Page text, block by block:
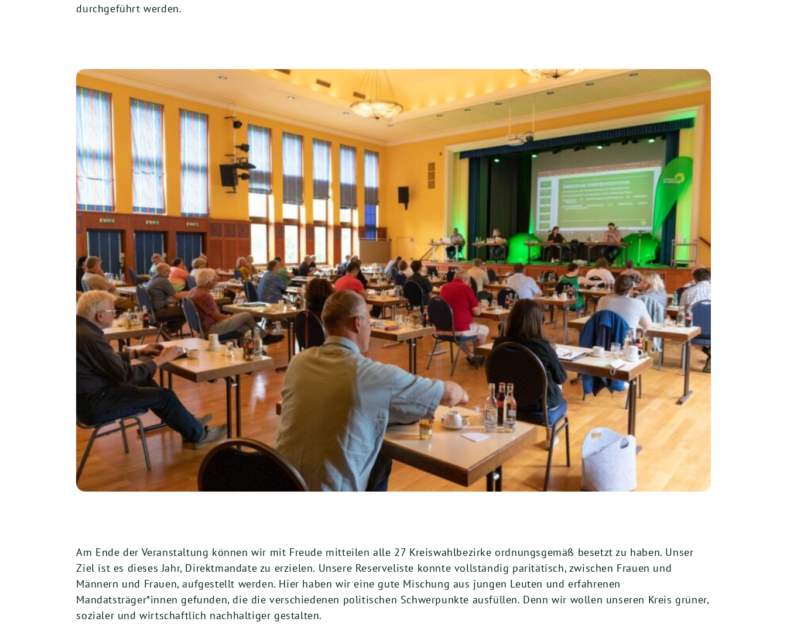
durchgeführt werden.
Am Ende der Veranstaltung können wir mit Freude mitteilen alle 27 Kreiswahlbezirke ordnungsgemäß besetzt zu haben. Unser
Ziel ist es dieses Jahr, Direktmandate zu erzielen. Unsere Reserveliste konnte vollständig paritätisch, zwischen Frauen und
Männern und Frauen, aufgestellt werden. Hier haben wir eine gute Mischung aus jungen Leuten und erfahrenen
Mandatsträger*innen gefunden, die die verschiedenen politischen Schwerpunkte ausfüllen. Denn wir wollen unseren Kreis grüner,
sozialer und wirtschaftlich nachhaltiger gestalten.